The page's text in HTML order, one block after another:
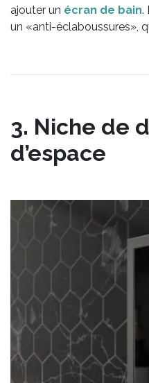
ajouter un écran de bain.
un «anti-éclaboussures»,
3. Niche de
d’espace